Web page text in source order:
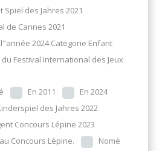
Spiel des Jahres 2021
de Cannes 2021
2024 Categorie Enfant
du Festival International des Jeux
En 2011
En 2024
des Jahres 2022
Concours Lépine 2023
Concours Lépine.
Nomé